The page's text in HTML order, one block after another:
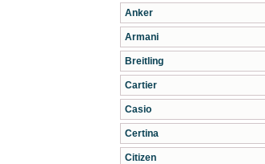
Anker
Armani
Breitling
Cartier
Casio
Certina
Citizen